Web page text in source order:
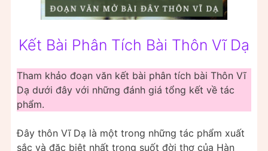
Kết Bài Phân Tích Bài Thôn Vĩ Dạ
Tham khảo đoạn văn kết bài phân tích bài Thôn Vĩ
Dạ dưới đây với những đánh giá tổng kết về tác
phẩm.
Đây thôn Vĩ Dạ là một trong những tác phẩm xuất
sắc và đặc biệt nhất trong suốt đời thơ của Hàn